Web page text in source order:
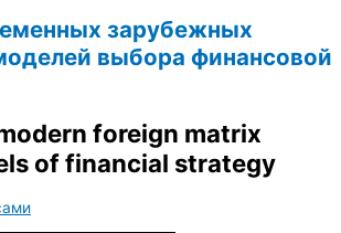
зарубежных
выбора финансовой
foreign matrix
of financial strategy